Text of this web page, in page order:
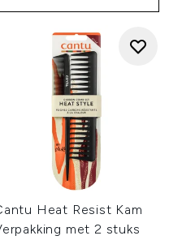
Heat Resist Kam
met 2 stuks